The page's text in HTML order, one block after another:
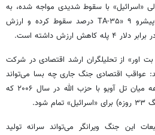
«اسرائیل» با سقوط شدیدی مواجه شده، به
طوری که شاخص سهام شرکت «پیشرو TA-۳۵» ۹ درصد سقوط کرده و ارزش
ارزش داشته است.
اور» از تحلیلگران ارشد اقتصادی در شرکت
عواقب اقتصادی جنگ جاری چه بسا می‌تواند
بسیار بدتر از تبعات جنگ یک ماهه میان تل آویو با حزب الله در سال ۲۰۰۶ که
این جنگ ویرانگر می‌تواند سرانه تولید